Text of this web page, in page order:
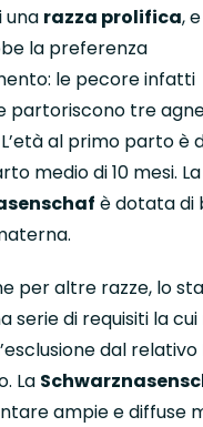
una razza prolifica,
la preferenza
le pecore infatti
partoriscono tre
al primo parto è
medio di 10 mesi.
è dotata di
per altre razze, lo
serie di requisiti la
dal relativo
La
ampie e diffuse